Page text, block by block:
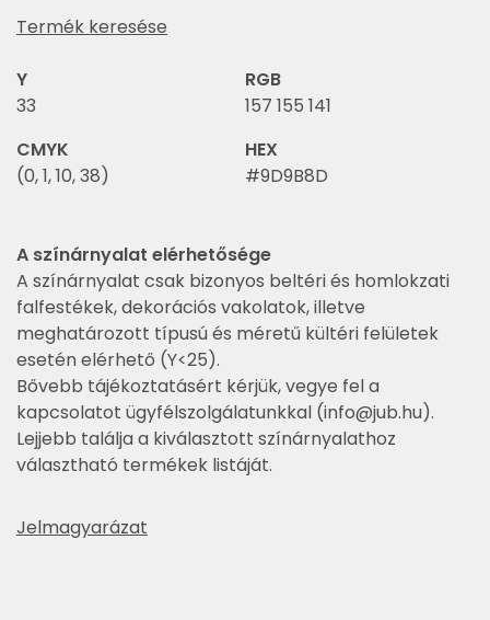
Termék keresése
Y
33
RGB
157 155 141
CMYK
(0, 1, 10, 38)
HEX
#9D9B8D
A színárnyalat elérhetősége
A színárnyalat csak bizonyos beltéri és homlokzati
falfestékek, dekorációs vakolatok, illetve
meghatározott típusú és méretű kültéri felületek
esetén elérhető (Y<25).
Bővebb tájékoztatásért kérjük, vegye fel a
kapcsolatot ügyfélszolgálatunkkal (info@jub.hu).
Lejjebb találja a kiválasztott színárnyalathoz
választható termékek listáját.
Jelmagyarázat